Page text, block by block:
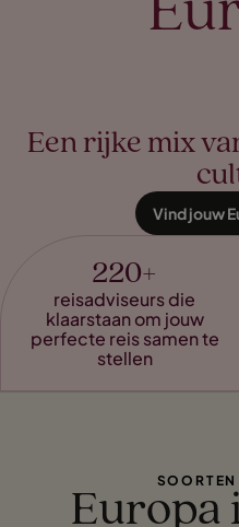
Een rijke mix
Vind jouw
220+
reisadviseurs die
klaarstaan om jouw
perfecte reis samen te
stellen
Europa